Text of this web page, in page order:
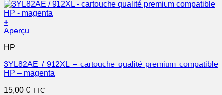
+
Aperçu
HP
3YL82AE / 912XL – cartouche qualité premium compatible
HP – magenta
15,00 € TTC